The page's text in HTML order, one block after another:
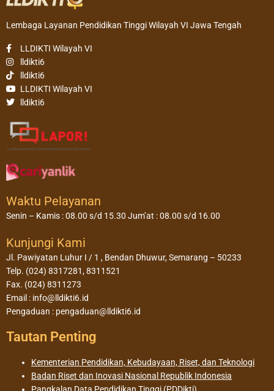
Lembaga Layanan Pendidikan Tinggi Wilayah VI Jawa Tengah
LLDIKTI Wilayah VI
lldikti6
lldikti6
LLDIKTI Wilayah VI
lldikti6
Waktu Pelayanan
Senin – Kamis : 08.00 s/d 15.30 Jum’at : 08.00 s/d 16.00
Kunjungi Kami
Jl. Pawiyatan Luhur I / 1 , Bendan Dhuwur, Semarang – 50233
Telp. (024) 8317281, 8311521
Fax. (024) 8311273
Email : info@lldikti6.id
Pengaduan : pengaduan@lldikti6.id
Tautan Penting
Kementerian Pendidikan, Kebudayaan, Riset, dan Teknologi
Badan Riset dan Inovasi Nasional Republik Indonesia
Pangkalan Data Pendidikan Tinggi (PDDikti)